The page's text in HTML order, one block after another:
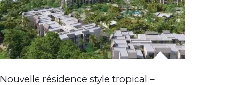
Nouvelle résidence style tropical –